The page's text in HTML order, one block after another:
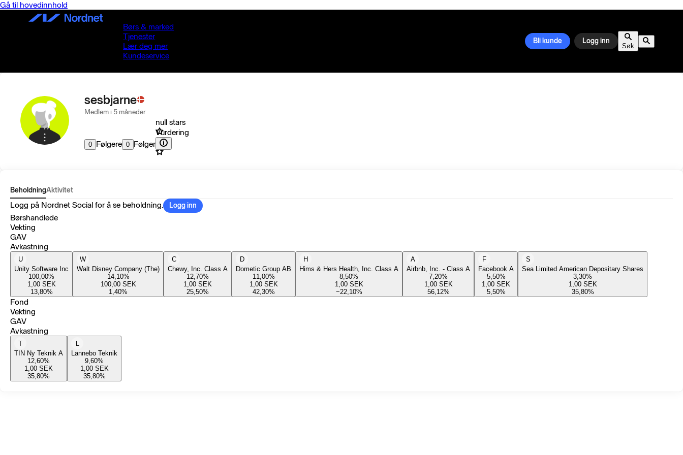
Gå til hovedinnhold
Børs & marked
Tjenester
Lær deg mer
Kundeservice
Bli kunde Logg inn
Søk
sesbjarne
Medlem i 5 måneder
0 Følgere 0 Følger
null stars
Vurdering
BeholdningAktivitet
Logg på Nordnet Social for å se beholdning. Logg inn
Børshandlede
Vekting
GAV
Avkastning
U
Unity Software Inc
100,00%
1,00 SEK
13,80%
W
Walt Disney Company (The)
14,10%
100,00 SEK
1,40%
C
Chewy, Inc. Class A
12,70%
1,00 SEK
25,50%
D
Dometic Group AB
11,00%
1,00 SEK
42,30%
H
Hims & Hers Health, Inc. Class A
8,50%
1,00 SEK
−22,10%
A
Airbnb, Inc. - Class A
7,20%
1,00 SEK
56,12%
F
Facebook A
5,50%
1,00 SEK
5,50%
S
Sea Limited American Depositary Shares
3,30%
1,00 SEK
35,80%
Fond
Vekting
GAV
Avkastning
T
TIN Ny Teknik A
12,60%
1,00 SEK
35,80%
L
Lannebo Teknik
9,60%
1,00 SEK
35,80%